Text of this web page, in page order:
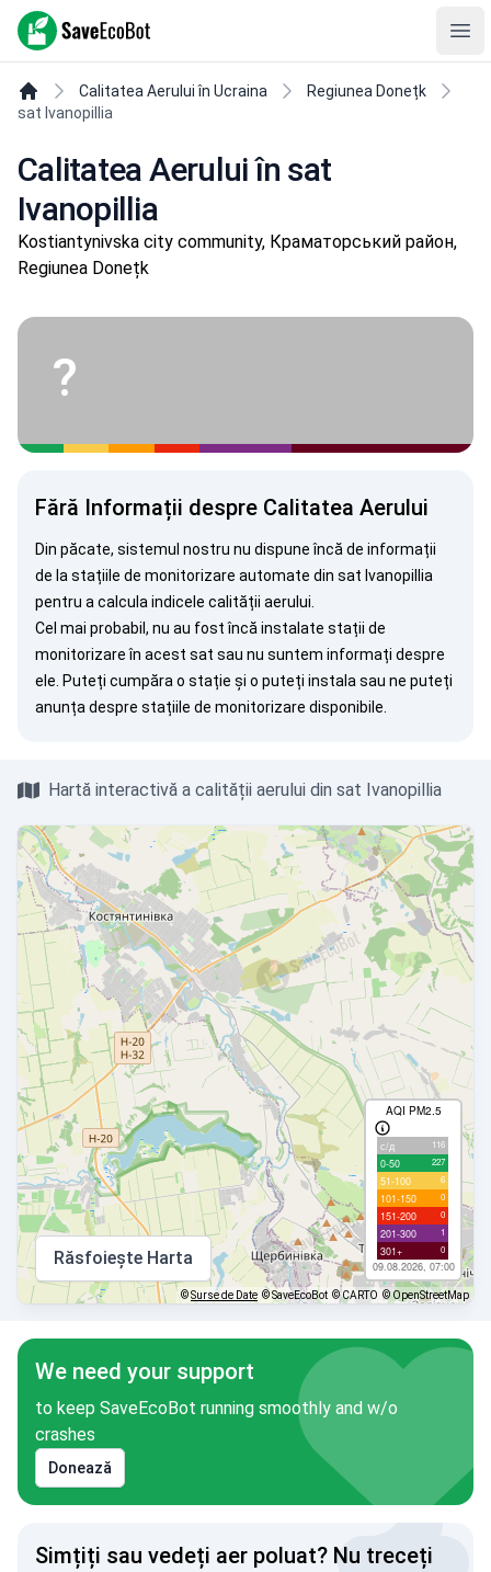
SaveEcoBot
Calitatea Aerului în Ucraina
Regiunea Donețk
sat Ivanopillia
Calitatea Aerului în sat
Ivanopillia
Kostiantynivska city community, Краматорський район,
Regiunea Donețk
?
Fără Informații despre Calitatea Aerului
Din păcate, sistemul nostru nu dispune încă de informații
de la stațiile de monitorizare automate din sat Ivanopillia
pentru a calcula indicele calității aerului.
Cel mai probabil, nu au fost încă instalate stații de
monitorizare în acest sat sau nu suntem informați despre
ele. Puteți cumpăra o stație și o puteți instala sau ne puteți
anunța despre stațiile de monitorizare disponibile.
Hartă interactivă a calității aerului din sat Ivanopillia
AQI PM2.5
с/д 116
0-50 227
51-100 6
101-150 0
151-200 0
201-300 1
301+ 0
09.08.2026, 07:00
Răsfoiește Harta
©Surse de Date © SaveEcoBot © CARTO © OpenStreetMap
We need your support
to keep SaveEcoBot running smoothly and w/o
crashes
Donează
Simțiți sau vedeți aer poluat? Nu treceți